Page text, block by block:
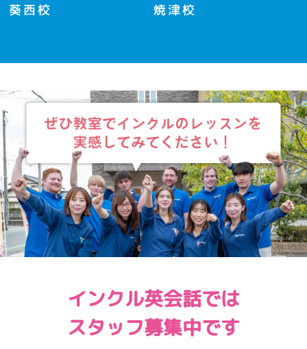
葵西校 焼津校
インクル英会話では
スタッフ募集中です